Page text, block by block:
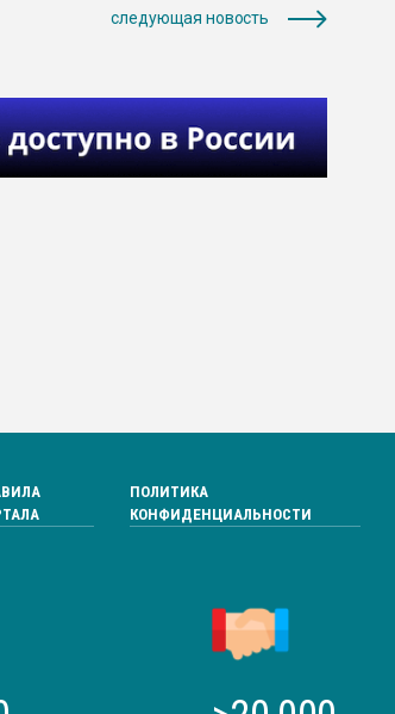
следующая новость
ПОЛИТИКА
КОНФИДЕНЦИАЛЬНОСТИ